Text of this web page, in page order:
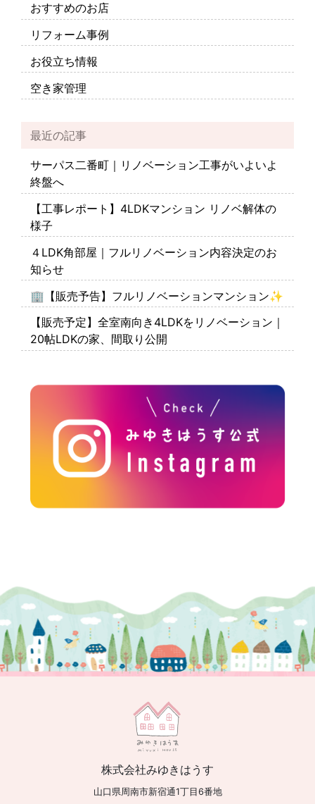
おすすめのお店
リフォーム事例
お役立ち情報
空き家管理
最近の記事
サーパス二番町｜リノベーション工事がいよいよ
終盤へ
【工事レポート】4LDKマンション リノベ解体の
様子
４LDK角部屋｜フルリノベーション内容決定のお
知らせ
🏢【販売予告】フルリノベーションマンション✨
【販売予定】全室南向き4LDKをリノベーション｜
20帖LDKの家、間取り公開
株式会社みゆきはうす
山口県周南市新宿通1丁目6番地